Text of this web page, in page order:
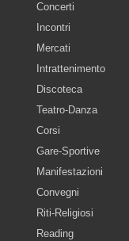
Concerti
Incontri
Mercati
Intrattenimento
Discoteca
Teatro-Danza
Corsi
Gare-Sportive
Manifestazioni
Convegni
Riti-Religiosi
Reading